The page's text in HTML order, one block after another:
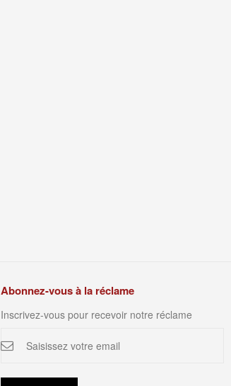
Abonnez-vous à la réclame
Inscrivez-vous pour recevoir notre réclame
à
: